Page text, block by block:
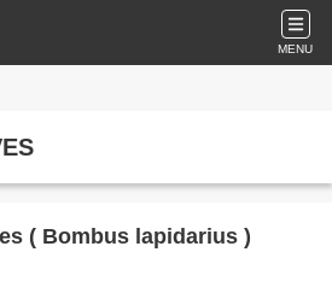
MENU
( Bombus lapidarius )